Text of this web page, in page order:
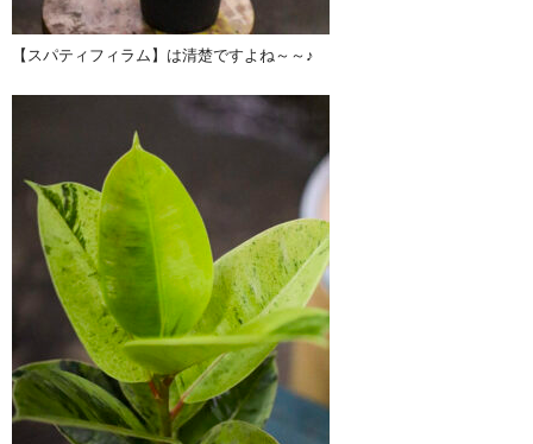
【スパティフィラム】は清楚ですよね～～♪